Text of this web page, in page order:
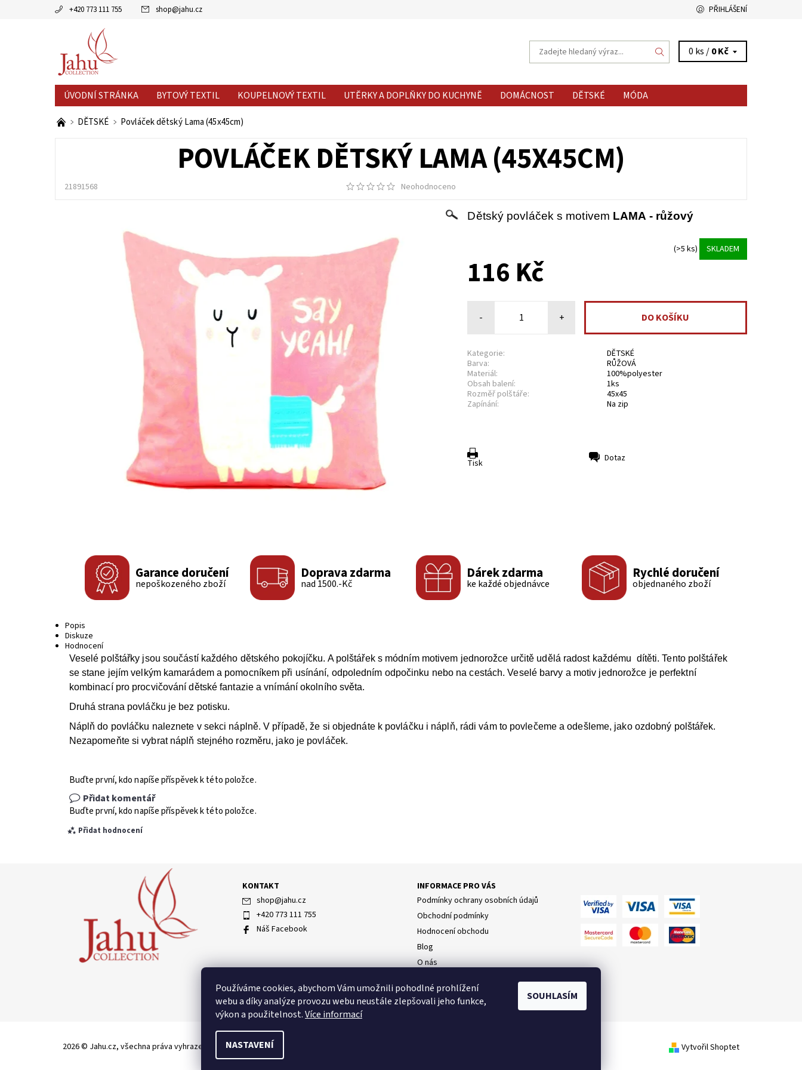
+420 773 111 755 shop@jahu.cz PŘIHLÁŠENÍ
0 ks /0 Kč
ÚVODNÍ STRÁNKA BYTOVÝ TEXTIL KOUPELNOVÝ TEXTIL UTĚRKY A DOPLŇKY DO KUCHYNĚ DOMÁCNOST DĚTSKÉ
MÓDA
AKCE MĚSÍCE
VÝPRODEJ %
DĚTSKÉ Povláček dětský Lama (45x45cm)
POVLÁČEK DĚTSKÝ LAMA (45X45CM)
21891568 Neohodnoceno
Dětský povláček s motivem LAMA - růžový
(>5 ks) SKLADEM
116 Kč
- +
Kategorie:
DĚTSKÉ
Barva:
RŮŽOVÁ
Materiál:
100%polyester
Obsah balení:
1ks
Rozměř polštáře:
45x45
Zapínání:
Na zip
Tisk Dotaz
Garance doručení
nepoškozeného zboží
Doprava zdarma
nad 1500.-Kč
Dárek zdarma
ke každé objednávce
Rychlé doručení
objednaného zboží
Popis
Diskuze
Hodnocení
Veselé polštářky jsou součástí každého dětského pokojíčku. A polštářek s módním motivem jednorožce určitě udělá radost každému dítěti. Tento polštářek
se stane jejím velkým kamarádem a pomocníkem při usínání, odpoledním odpočinku nebo na cestách. Veselé barvy a motiv jednorožce je perfektní
kombinací pro procvičování dětské fantazie a vnímání okolního světa.
Druhá strana povláčku je bez potisku.
Náplň do povláčku naleznete v sekci náplně. V případě, že si objednáte k povláčku i náplň, rádi vám to povlečeme a odešleme, jako ozdobný polštářek.
Nezapomeňte si vybrat náplň stejného rozměru, jako je povláček.
Buďte první, kdo napíše příspěvek k této položce.
Přidat komentář
Buďte první, kdo napíše příspěvek k této položce.
Přidat hodnocení
podmínkami ochrany osobních údajů
KONTAKT
shop@jahu.cz
+420 773 111 755
Náš Facebook
INFORMACE PRO VÁS
Podmínky ochrany osobních údajů
Obchodní podmínky
Hodnocení obchodu
Blog
O nás
Napište nám
2026 © Jahu.cz, všechna práva vyhrazena Vytvořil Shoptet
Používáme cookies, abychom Vám umožnili pohodlné prohlížení
webu a díky analýze provozu webu neustále zlepšovali jeho funkce,
výkon a použitelnost.Více informací
NASTAVENÍ
SOUHLASÍM